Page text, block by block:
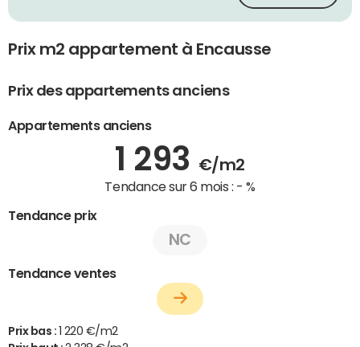
Prix m2 appartement à Encausse
Prix des appartements anciens
Appartements anciens
1 293 €/m2
Tendance sur 6 mois : - %
Tendance prix
NC
Tendance ventes
Prix bas : 1 220 €/m2